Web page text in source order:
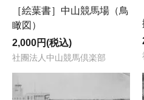
［絵葉書］中山競馬場（鳥
瞰図）
2,000円(税込)
社團法人中山競馬倶楽部